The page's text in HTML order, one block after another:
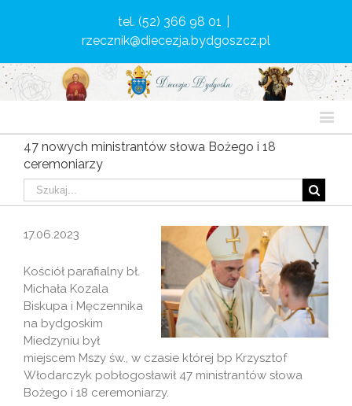
tel. (52) 366 98 01
rzecznik@diecezja.bydgoszcz.pl
47 nowych ministrantów słowa Bożego i 18
ceremoniarzy
17.06.2023
Kościół parafialny bł.
Michała Kozala
Biskupa i Męczennika
na bydgoskim
Miedzyniu był
miejscem Mszy św., w czasie której bp Krzysztof
Włodarczyk pobłogosławił 47 ministrantów słowa
Bożego i 18 ceremoniarzy.